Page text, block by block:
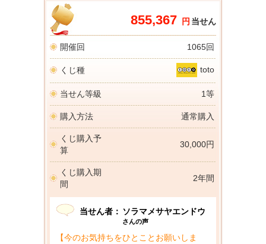
855,367 円 当せん
開催回 1065回
くじ種 toto
当せん等級 1等
購入方法 通常購入
くじ購入予
算
30,000円
くじ購入期
間
2年間
当せん者： ソラマメサヤエンドウ
さんの声
【今のお気持ちをひとことお願いしま